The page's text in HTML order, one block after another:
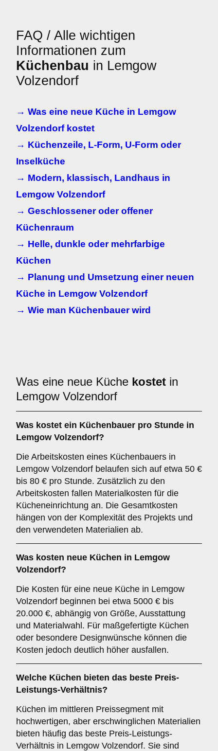
FAQ / Alle wichtigen
Informationen zum
Küchenbau in Lemgow
Volzendorf
→ Was eine neue Küche in Lemgow
Volzendorf kostet
→ Küchenzeile, L-Form, U-Form oder
Inselküche
→ Modern, klassisch, Landhaus in
Lemgow Volzendorf
→ Geschlossener oder offener
Küchenraum
→ Helle, dunkle oder mehrfarbige
Küchen
→ Planung und Umsetzung einer neuen
Küche in Lemgow Volzendorf
→ Wie man Küchenbauer wird
Was eine neue Küche kostet in
Lemgow Volzendorf
Was kostet ein Küchenbauer pro Stunde in
Lemgow Volzendorf?
Die Arbeitskosten eines Küchenbauers in
Lemgow Volzendorf belaufen sich auf etwa 50 €
bis 80 € pro Stunde. Zusätzlich zu den
Arbeitskosten fallen Materialkosten für die
Kücheneinrichtung an. Die Gesamtkosten
hängen von der Komplexität des Projekts und
den verwendeten Materialien ab.
Was kosten neue Küchen in Lemgow
Volzendorf?
Die Kosten für eine neue Küche in Lemgow
Volzendorf beginnen bei etwa 5000 € bis
20.000 €, abhängig von Größe, Ausstattung
und Materialwahl. Für maßgefertigte Küchen
oder besondere Designwünsche können die
Kosten jedoch deutlich höher ausfallen.
Welche Küchen bieten das beste Preis-
Leistungs-Verhältnis?
Küchen im mittleren Preissegment mit
hochwertigen, aber erschwinglichen Materialien
bieten häufig das beste Preis-Leistungs-
Verhältnis in Lemgow Volzendorf. Sie sind